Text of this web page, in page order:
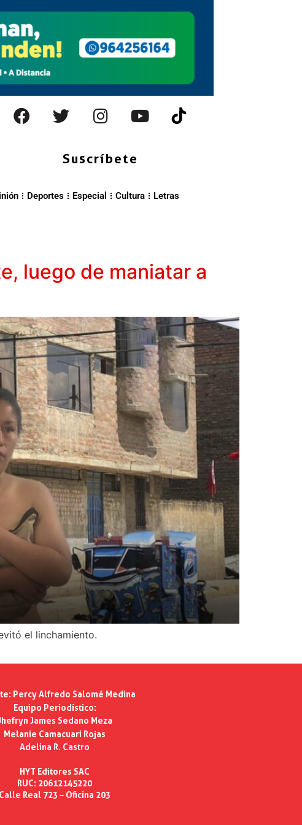
Suscríbete
Deportes Especial Cultura Letras
luego de maniatar a
el linchamiento.
Percy Alfredo Salomé Medina
Equipo Periodístico:
James Sedano Meza
Melanie Camacuari Rojas
Adelina R. Castro
HYT Editores SAC
RUC: 20612145220
Calle Real 723 – Oficina 203